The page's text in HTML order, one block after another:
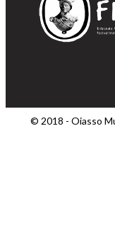
© 2018 - Oiasso